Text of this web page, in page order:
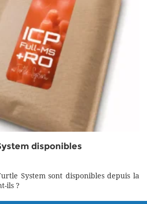
disponibles
System sont disponibles depuis la
ils ?